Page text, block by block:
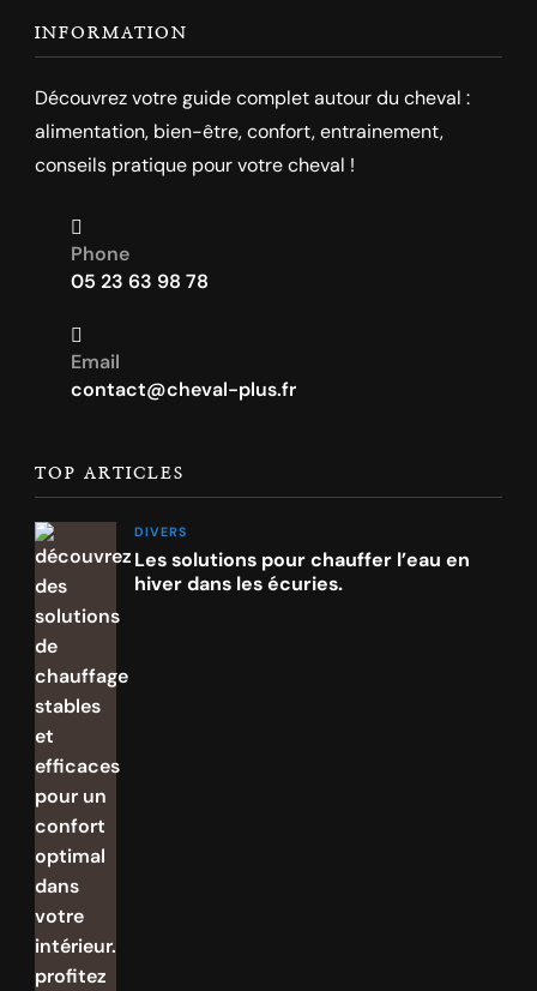
INFORMATION
Découvrez votre guide complet autour du cheval :
alimentation, bien-être, confort, entrainement,
conseils pratique pour votre cheval !
Phone
05 23 63 98 78
Email
contact@cheval-plus.fr
TOP ARTICLES
DIVERS
Les solutions pour chauffer l’eau en
hiver dans les écuries.